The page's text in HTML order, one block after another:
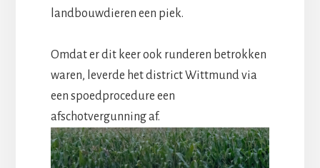
landbouwdieren een piek.
Omdat er dit keer ook runderen betrokken
waren, leverde het district Wittmund via
een spoedprocedure een
afschotvergunning af.